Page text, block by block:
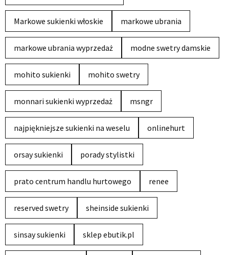
Markowe sukienki włoskie markowe ubrania
markowe ubrania wyprzedaż modne swetry damskie
mohito sukienki mohito swetry
monnari sukienki wyprzedaż msngr
najpiękniejsze sukienki na weselu onlinehurt
orsay sukienki porady stylistki
prato centrum handlu hurtowego renee
reserved swetry sheinside sukienki
sinsay sukienki sklep ebutik.pl